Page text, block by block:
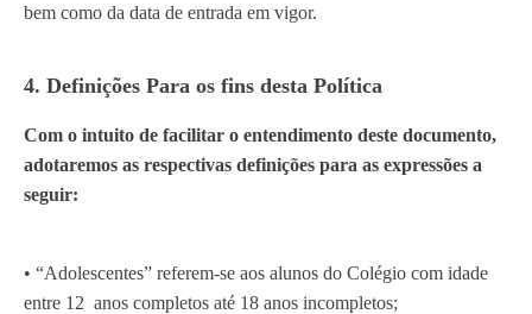
bem como da data de entrada em vigor.
4. Definições Para os fins desta Política
Com o intuito de facilitar o entendimento deste documento,
adotaremos as respectivas definições para as expressões a
seguir:
• “Adolescentes” referem-se aos alunos do Colégio com idade
entre 12 anos completos até 18 anos incompletos;